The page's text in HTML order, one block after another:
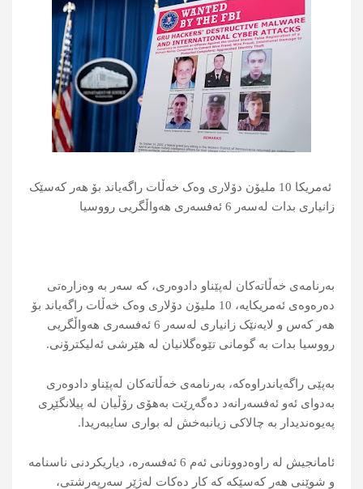
ئەمریکا 10 ملیۆن دۆلاری وەک خەڵات راگەیاند بۆ هەر کەسێک
زانیاری بدات لەسەر 6 ئەفسەری هەواڵگریی رووسیا
بەرنامەی خەڵاتەکان لەپێناو دادوەری، کە سەر بە وەزارەتی
دەرەوەی ئەمریکایە، 10 ملیۆن دۆلاری وەک خەڵات راگەیاند بۆ
هەر کەس و لایەنێک زانیاری لەسەر 6 ئەفسەری هەواڵگریی
رووسیا بدات بە گومانی تێوەگلانیان لە هێرشی ئەلیکترۆنی.
بەپێی راگەیاندراوەکە، بەرنامەی خەڵاتەکان لەپێناو دادوەری
بەدوای ئەو ئەفسەرانەد دەگەڕێت بەهۆی رۆڵیان لە پیلانگێڕی
پەیوەندیدار بە چالاکی زیانبەخش لە بواری سایبەریدا.
ئامانجیش لە راوەدوونانی ئەم 6 ئەفسەرە، دیاریکردنی ناسنامە
و شوێنی هەر کەسێکە کە کار دەکات لەژێر سەرپەرشتی،